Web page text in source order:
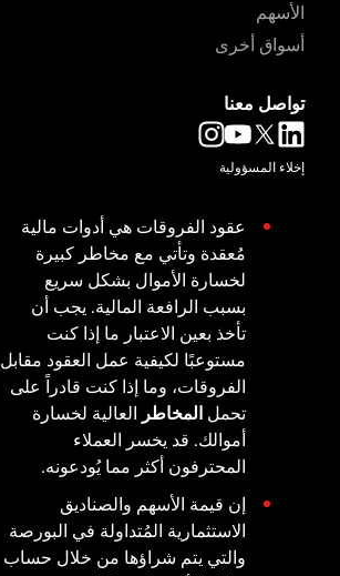
الأسهم
أسواق أخرى
تواصل معنا
إخلاء المسؤولية
عقود الفروقات هي أدوات مالية
مُعقدة وتأتي مع مخاطر كبيرة
لخسارة الأموال بشكل سريع
بسبب الرافعة المالية. يجب أن
تأخذ بعين الاعتبار ما إذا كنت
مستوعبًا لكيفية عمل العقود مقابل
الفروقات، وما إذا كنت قادراً على
تحمل المخاطر العالية لخسارة
أموالك. قد يخسر العملاء
المحترفون أكثر مما يُودعونه.
إن قيمة الأسهم والصناديق
الاستثمارية المُتداولة في البورصة
والتي يتم شراؤها من خلال حساب